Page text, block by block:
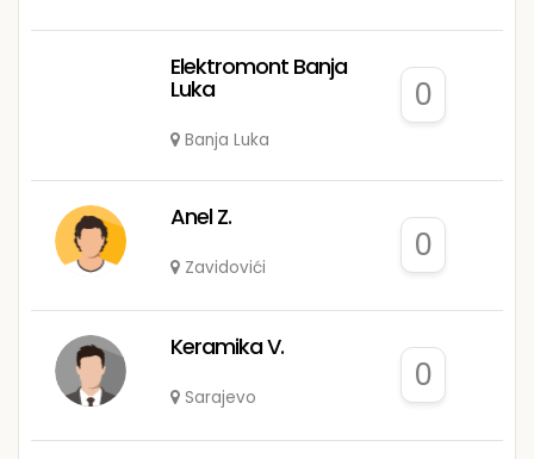
Elektromont Banja
Luka
Banja Luka
0
Anel Z.
Zavidovići
0
Keramika V.
Sarajevo
0